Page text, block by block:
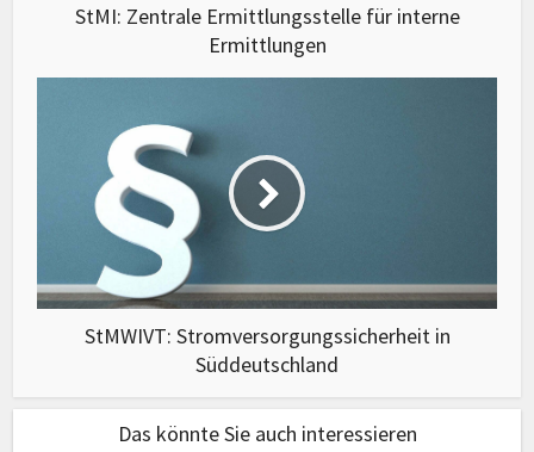
StMI: Zentrale Ermittlungsstelle für interne
Ermittlungen
StMWIVT: Stromversorgungssicherheit in
Süddeutschland
Das könnte Sie auch interessieren